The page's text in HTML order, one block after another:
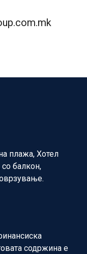
плажа, Хотел
балкон,
содржина е